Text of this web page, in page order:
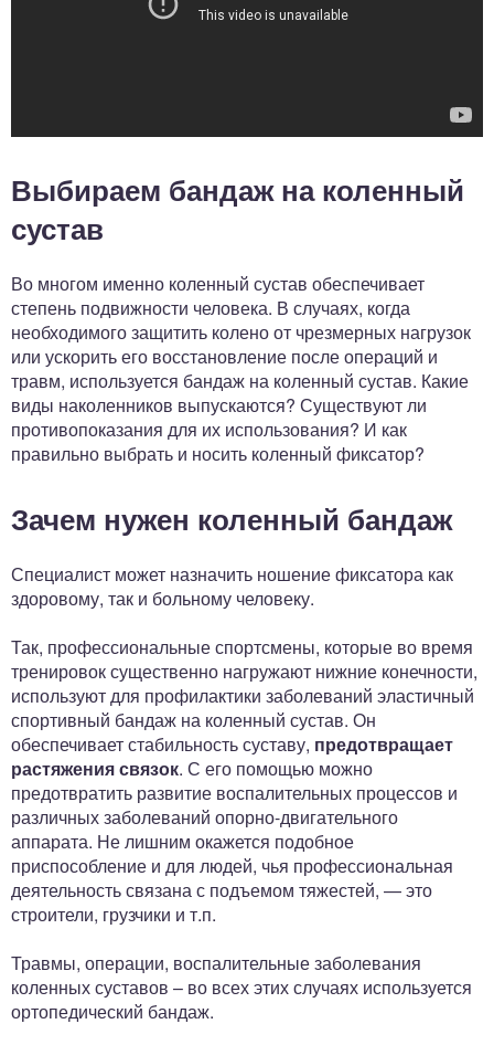
Выбираем бандаж на коленный
сустав
Во многом именно коленный сустав обеспечивает
степень подвижности человека. В случаях, когда
необходимого защитить колено от чрезмерных нагрузок
или ускорить его восстановление после операций и
травм, используется бандаж на коленный сустав. Какие
виды наколенников выпускаются? Существуют ли
противопоказания для их использования? И как
правильно выбрать и носить коленный фиксатор?
Зачем нужен коленный бандаж
Специалист может назначить ношение фиксатора как
здоровому, так и больному человеку.
Так, профессиональные спортсмены, которые во время
тренировок существенно нагружают нижние конечности,
используют для профилактики заболеваний эластичный
спортивный бандаж на коленный сустав. Он
обеспечивает стабильность суставу, предотвращает
растяжения связок. С его помощью можно
предотвратить развитие воспалительных процессов и
различных заболеваний опорно-двигательного
аппарата. Не лишним окажется подобное
приспособление и для людей, чья профессиональная
деятельность связана с подъемом тяжестей, — это
строители, грузчики и т.п.
Травмы, операции, воспалительные заболевания
коленных суставов – во всех этих случаях используется
ортопедический бандаж.